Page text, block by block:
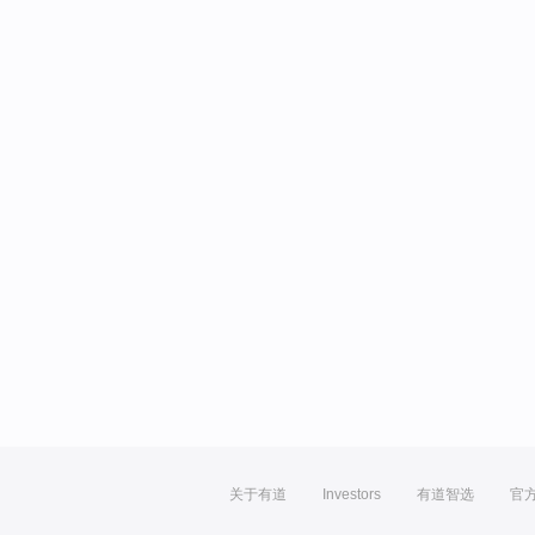
关于有道 Investors 有道智选 官